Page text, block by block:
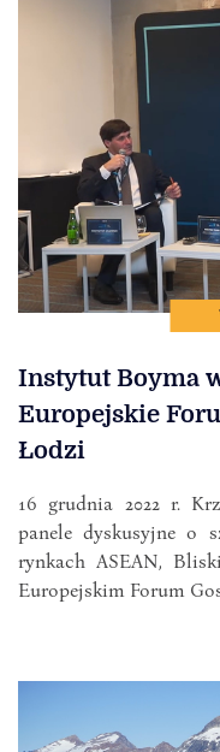
Instytut Boyma
Europejskie
Łodzi
16 grudnia 2022 r.
panele dyskusyjne o
rynkach ASEAN,
Europejskim Forum